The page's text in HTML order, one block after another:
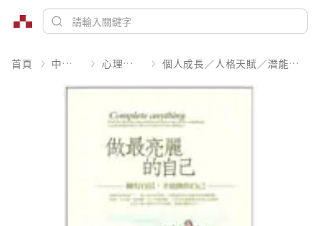
首頁 中文書 心理勵志 個人成長／人格天賦／潛能開發